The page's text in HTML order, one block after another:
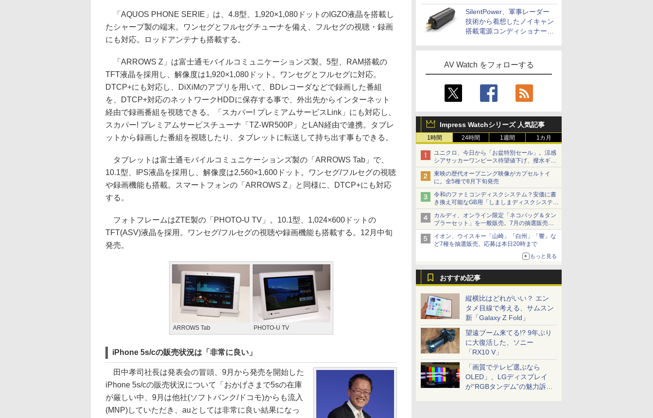
NISHIKIで統一。400万円
SilentPower、軍事レーダー
技術から着想したノイキャン
搭載電源コンディショナー
AV Watch をフォローする
Impress Watchシリーズ 人気記事
1時間 24時間 1週間 1カ月
ユニクロ、今日から「お盆特別セール」。涼感
シアサッカーワンピース待望値下げ、撥水ギア
ショーツは1990円に
東映の歴代オープニング映像がカプセルトイ
に。全5種で8月下旬発売
令和のファミコンディスクシステム？安価に書
き換え可能なGB用「しましまディスクシステ
ム」
カルディ、オンライン限定「ネコバッグ＆タン
ブラーセット」を一般販売。7月の抽選販売の
当選無効分
イオン、ウイスキー「山崎」「白州」「響」な
ど7種を抽選販売。応募は本日20時まで
もっと見る
おすすめ記事
縦横比はどれがいい？ エン
タメ目線で考える、サムスン
新「Galaxy Z Fold」
望遠ブーム来てる!? 9年ぶり
に大復活した、ソニー
「RX10 V」
「画質でテレビ選ぶなら
OLED」、LGディスプレイ
が“RGBタンデム”の魅力訴
「AQUOS PHONE SERIE」は、4.8型、1,920×1,080ドットのIGZO液晶を搭載し
たシャープ製の端末。ワンセグとフルセグチューナを備え、フルセグの視聴・録画
にも対応。ロッドアンテナも搭載する。
「ARROWS Z」は富士通モバイルコミュニケーションズ製。5型、RAM搭載の
TFT液晶を採用し、解像度は1,920×1,080ドット。ワンセグとフルセグに対応。
DTCP+にも対応し、DiXiMのアプリを用いて、BDレコーダなどで録画した番組
を、DTCP+対応のネットワークHDDに保存する事で、外出先からインターネット
経由で録画番組を視聴できる。「スカパー! プレミアムサービスLink」にも対応し、
スカパー! プレミアムサービスチューナ「TZ-WR500P」とLAN経由で連携。タブレ
ットから録画した番組を視聴したり、タブレットに転送して持ち出す事もできる。
タブレットは富士通モバイルコミュニケーションズ製の「ARROWS Tab」で、
10.1型、IPS液晶を採用し、解像度は2,560×1,600ドット。ワンセグ/フルセグの視聴
や録画機能も搭載。スマートフォンの「ARROWS Z」と同様に、DTCP+にも対応
する。
フォトフレームはZTE製の「PHOTO-U TV」。10.1型、1,024×600ドットの
TFT(ASV)液晶を採用。ワンセグ/フルセグの視聴や録画機能も搭載する。12月中旬
発売。
ARROWS Tab PHOTO-U TV
iPhone 5s/cの販売状況は「非常に良い」
田中孝司社長は発表会の冒頭、9月から発売を開始した
iPhone 5s/cの販売状況について「おかげさまで5sの在庫
が厳しい中、9月は他社(ソフトバンク/ドコモ)からも流入
(MNP)していただき、auとしては非常に良い結果になっ